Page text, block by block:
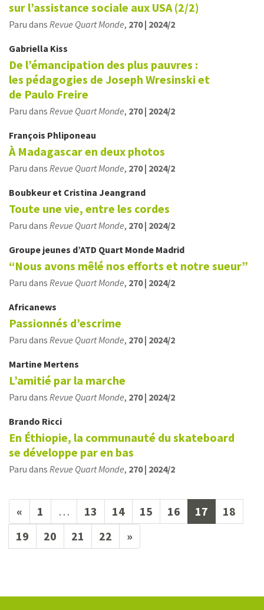
sur l’assistance sociale aux USA (2/2)
Paru dans Revue Quart Monde, 270 | 2024/2
Gabriella Kiss
De l’émancipation des plus pauvres :
les pédagogies de Joseph Wresinski et
de Paulo Freire
Paru dans Revue Quart Monde, 270 | 2024/2
François Phliponeau
À Madagascar en deux photos
Paru dans Revue Quart Monde, 270 | 2024/2
Boubkeuret Cristina Jeangrand
Toute une vie, entre les cordes
Paru dans Revue Quart Monde, 270 | 2024/2
Groupe jeunes d’ATD Quart Monde Madrid
“Nous avons mêlé nos efforts et notre sueur”
Paru dans Revue Quart Monde, 270 | 2024/2
Africanews
Passionnés d’escrime
Paru dans Revue Quart Monde, 270 | 2024/2
Martine Mertens
L’amitié par la marche
Paru dans Revue Quart Monde, 270 | 2024/2
Brando Ricci
En Éthiopie, la communauté du skateboard
se développe par en bas
Paru dans Revue Quart Monde, 270 | 2024/2
« 1 … 13 14 15 16 17 (current)
18
19
20 21 22 »